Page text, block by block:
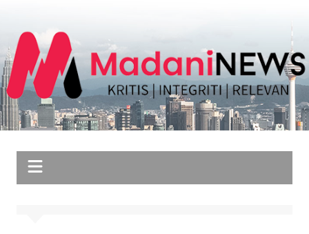
content